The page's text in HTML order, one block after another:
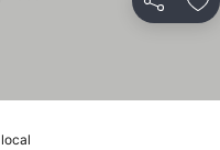
Partilhar